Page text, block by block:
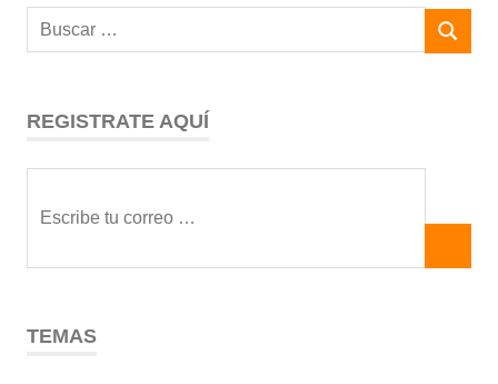
REGISTRATE AQUÍ
TEMAS